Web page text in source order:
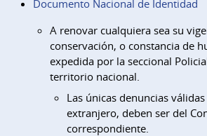
Documento Nacional de Identidad
A renovar cualquiera sea su
conservación, o constancia de
expedida por la seccional
territorio nacional.
Las únicas denuncias
extranjero, deben ser del
correspondiente.